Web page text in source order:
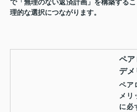
で「無理のない返済計画」を構築する
理的な選択につながります。
ペア
デメ
ペア
メリ
に必